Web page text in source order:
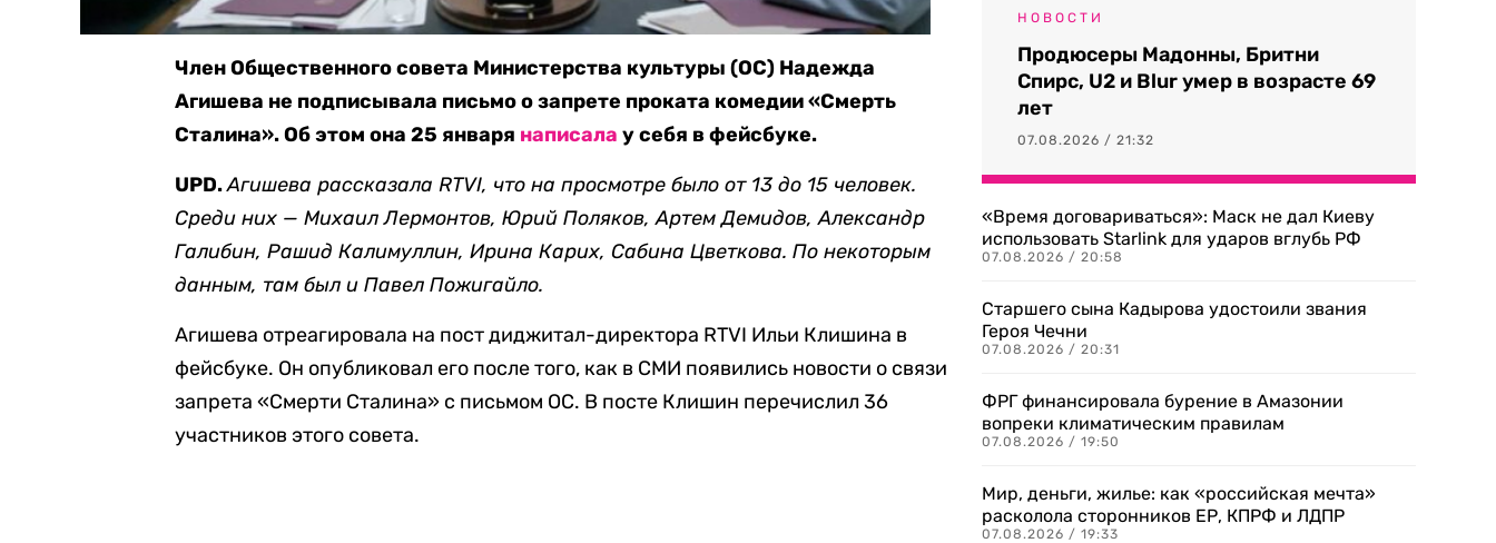
Член Общественного совета Министерства культуры (ОС) Надежда
Агишева не подписывала письмо о запрете проката комедии «Смерть
Сталина». Об этом она 25 января написала у себя в фейсбуке.
UPD.Агишева рассказала RTVI, что на просмотре было от 13 до 15 человек.
Среди них — Михаил Лермонтов, Юрий Поляков, Артем Демидов, Александр
Галибин, Рашид Калимуллин, Ирина Карих, Сабина Цветкова. По некоторым
данным, там был и Павел Пожигайло.
Агишева отреагировала на пост диджитал-директора RTVI Ильи Клишина в
фейсбуке. Он опубликовал его после того, как в СМИ появились новости о связи
запрета «Смерти Сталина» с письмом ОС. В посте Клишин перечислил 36
участников этого совета.
НОВОСТИ
Продюсеры Мадонны, Бритни
Спирс, U2 и Blur умер в возрасте 69
лет
07.08.2026 / 21:32
«Время договариваться»: Маск не дал Киеву
использовать Starlink для ударов вглубь РФ
07.08.2026 / 20:58
Старшего сына Кадырова удостоили звания
Героя Чечни
07.08.2026 / 20:31
ФРГ финансировала бурение в Амазонии
вопреки климатическим правилам
07.08.2026 / 19:50
Мир, деньги, жилье: как «российская мечта»
расколола сторонников ЕР, КПРФ и ЛДПР
07.08.2026 / 19:33